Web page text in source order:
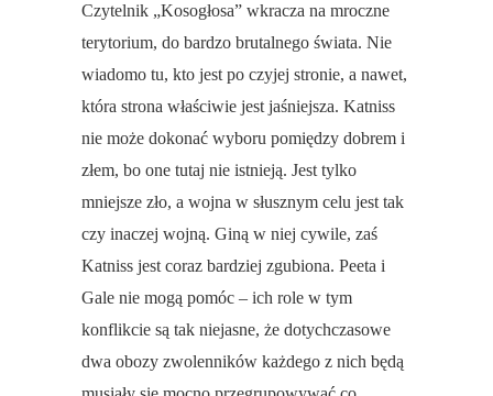
Czytelnik „Kosogłosa” wkracza na mroczne
terytorium, do bardzo brutalnego świata. Nie
wiadomo tu, kto jest po czyjej stronie, a nawet,
która strona właściwie jest jaśniejsza. Katniss
nie może dokonać wyboru pomiędzy dobrem i
złem, bo one tutaj nie istnieją. Jest tylko
mniejsze zło, a wojna w słusznym celu jest tak
czy inaczej wojną. Giną w niej cywile, zaś
Katniss jest coraz bardziej zgubiona. Peeta i
Gale nie mogą pomóc – ich role w tym
konflikcie są tak niejasne, że dotychczasowe
dwa obozy zwolenników każdego z nich będą